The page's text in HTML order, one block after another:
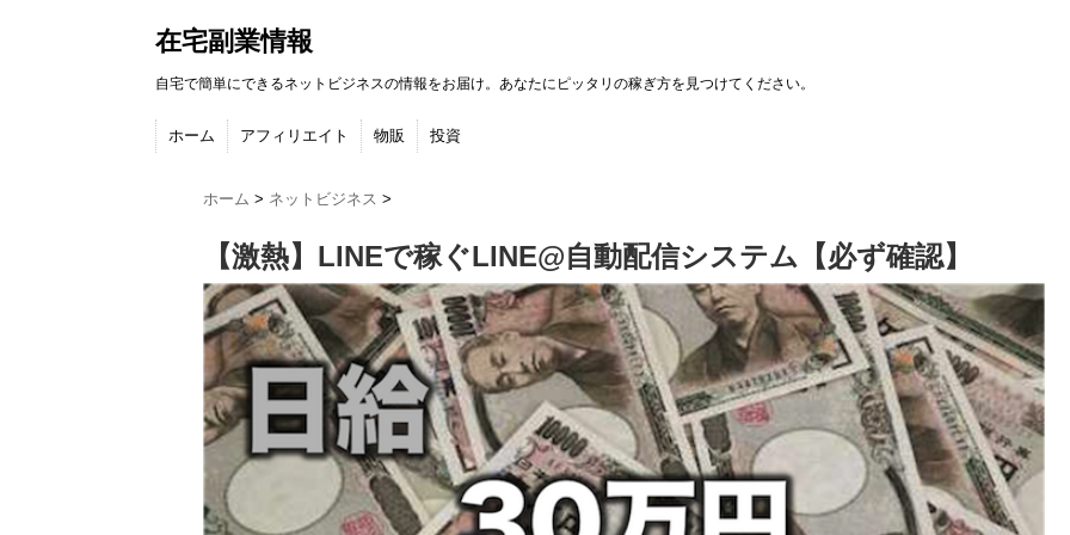
在宅副業情報
自宅で簡単にできるネットビジネスの情報をお届け。あなたにピッタリの稼ぎ方を見つけてください。
ホーム アフィリエイト 物販 投資
ホーム > ネットビジネス >
【激熱】LINEで稼ぐLINE@自動配信システム【必ず確認】